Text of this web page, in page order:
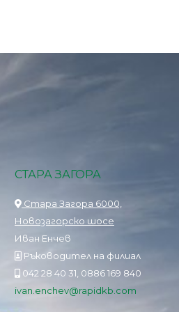
СТАРА ЗАГОРА
Стара Загора 6000,
Новозагорско шосе
Иван Енчев
Ръководител на филиал
042 28 40 31, 0886 169 840
ivan.enchev@rapidkb.com